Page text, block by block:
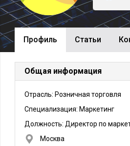
Профиль Cтатьи
Общая информация
Отрасль: Розничная торговля
Специализация: Маркетинг
Должность: Директор по
Москва